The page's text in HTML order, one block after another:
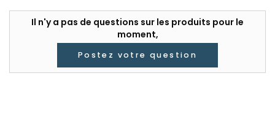
Il n'y a pas de questions sur les produits pour le
moment,
Postez votre question